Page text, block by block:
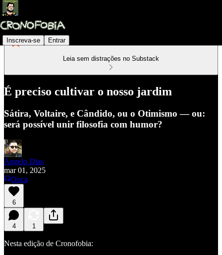
Inscreva-se Entrar
Leia sem distrações no Substack
É preciso cultivar o nosso jardim
Sátira, Voltaire, e Cândido, ou o Otimismo — ou:
será possível unir filosofia com humor?
Angelo Dias
mar 01, 2025
Ouça
6
4 1
Nesta edição de Cronofobia: